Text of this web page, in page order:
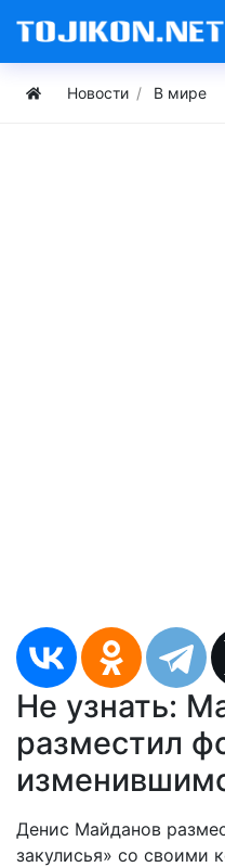
Новости В мире
Не узнать:
разместил
Денис Майданов
закулисья» со своими